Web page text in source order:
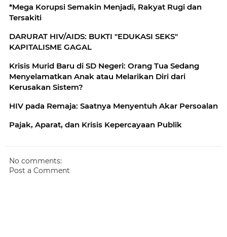
*Mega Korupsi Semakin Menjadi, Rakyat Rugi dan
Tersakiti
DARURAT HIV/AIDS: BUKTI "EDUKASI SEKS"
KAPITALISME GAGAL
Krisis Murid Baru di SD Negeri: Orang Tua Sedang
Menyelamatkan Anak atau Melarikan Diri dari
Kerusakan Sistem?
HIV pada Remaja: Saatnya Menyentuh Akar Persoalan
Pajak, Aparat, dan Krisis Kepercayaan Publik
No comments:
Post a Comment